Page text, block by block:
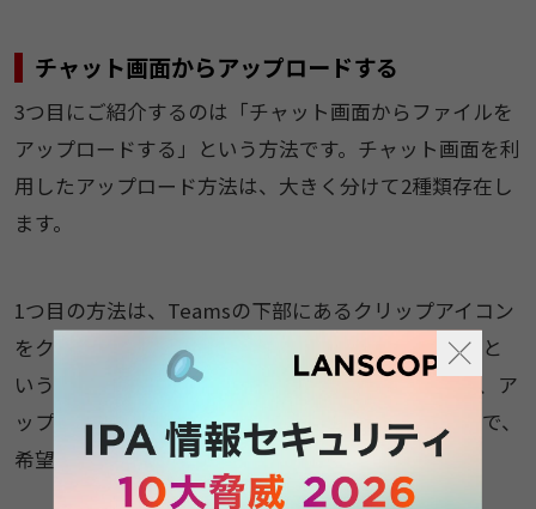
チャット画面からアップロードする
3つ目にご紹介するのは「チャット画面からファイルを
アップロードする」という方法です。チャット画面を利
用したアップロード方法は、大きく分けて2種類存在し
ます。
1つ目の方法は、Teamsの下部にあるクリップアイコン
をクリックし、該当のファイルをアップロードすると
いうものです。クリップアイコンをクリックすると、ア
ップロードしたいファイルの選択画面に遷移するので、
希望のファイルを選択しましょう。